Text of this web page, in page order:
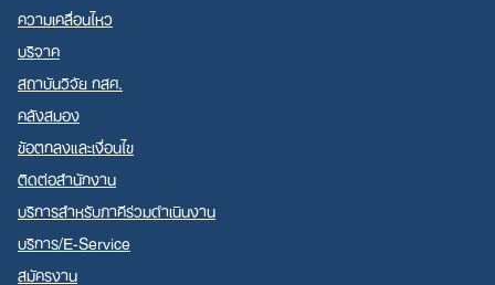
ความเคลื่อนไหว
บริจาค
สถาบันวิจัย กสศ.
คลังสมอง
ข้อตกลงและเงื่อนไข
ติดต่อสำนักงาน
บริการสำหรับภาคีร่วมดำเนินงาน
บริการ/E-Service
สมัครงาน